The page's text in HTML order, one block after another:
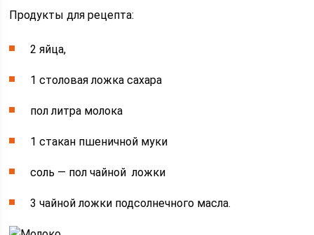
Продукты для рецепта:
2 яйца,
1 столовая ложка сахара
пол литра молока
1 стакан пшеничной муки
соль — пол чайной ложки
3 чайной ложки подсолнечного масла.